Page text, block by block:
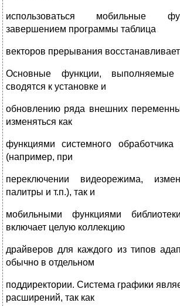
использоваться мобильные
завершением программы таблица
векторов прерывания
Основные функции, выполняемые
сводятся к установке и
обновлению ряда внешних
изменяться как
функциями системного
(например, при
переключении видеорежима,
палитры и т.п.), так и
мобильными функциями
включает целую коллекцию
драйверов для каждого из типов
обычно в отдельном
поддиректории. Система графики
расширений, так как